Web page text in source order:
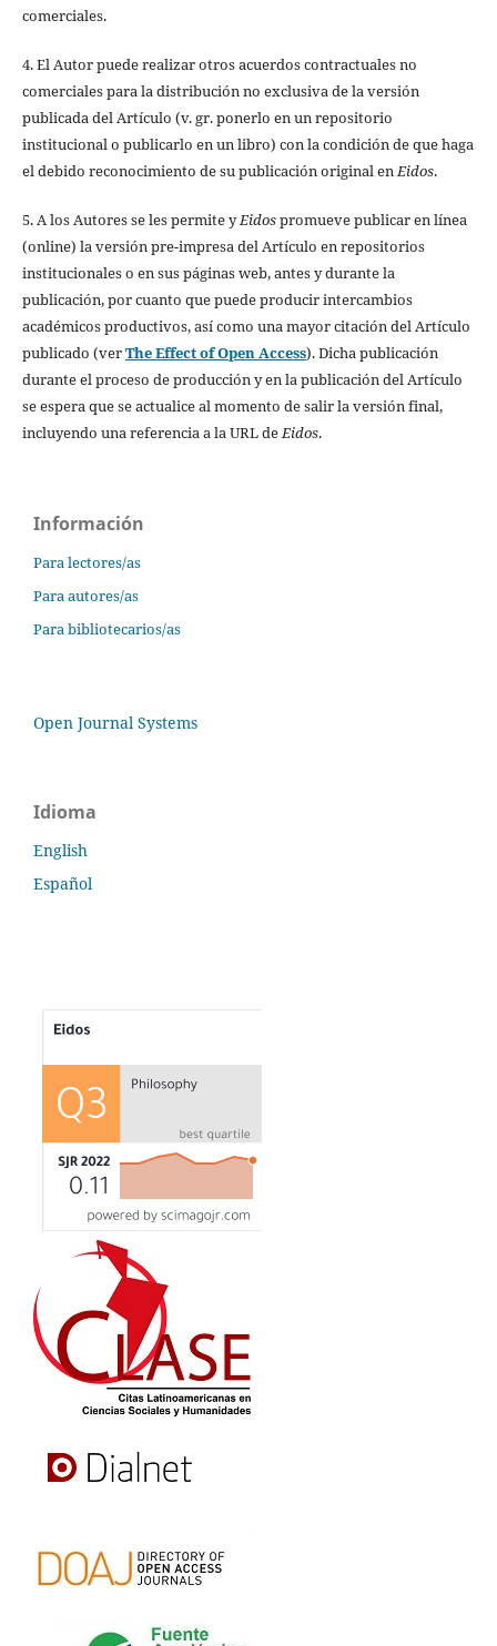
comerciales.
4. El Autor puede realizar otros acuerdos contractuales no
comerciales para la distribución no exclusiva de la versión
publicada del Artículo (v. gr. ponerlo en un repositorio
institucional o publicarlo en un libro) con la condición de que haga
el debido reconocimiento de su publicación original enEidos.
5. A los Autores se les permite yEidospromueve publicar en línea
(online) la versión pre-impresa del Artículo en repositorios
institucionales o en sus páginas web, antes y durante la
publicación, por cuanto que puede producir intercambios
académicos productivos, así como una mayor citación del Artículo
publicado (verThe Effect of Open Access). Dicha publicación
durante el proceso de producción y en la publicación del Artículo
se espera que se actualice al momento de salir la versión final,
incluyendo una referencia a la URL deEidos.
Información
Para lectores/as
Para autores/as
Para bibliotecarios/as
Open Journal Systems
Idioma
English
Español